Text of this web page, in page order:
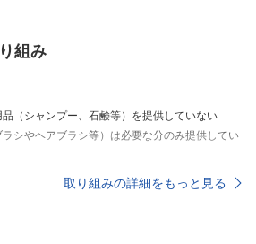
組み
（シャンプー、石鹸等）を提供していない
シやヘアブラシ等）は必要な分のみ提供してい
取り組みの詳細をもっと見る